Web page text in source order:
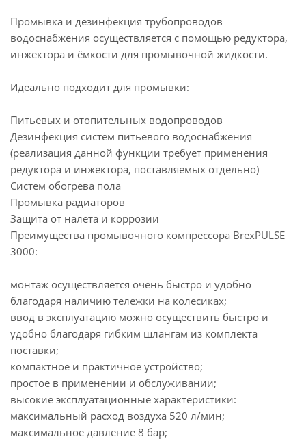
Промывка и дезинфекция трубопроводов
водоснабжения осуществляется с помощью редуктора,
инжектора и ёмкости для промывочной жидкости.
Идеально подходит для промывки:
Питьевых и отопительных водопроводов
Дезинфекция систем питьевого водоснабжения
(реализация данной функции требует применения
редуктора и инжектора, поставляемых отдельно)
Систем обогрева пола
Промывка радиаторов
Защита от налета и коррозии
Преимущества промывочного компрессора BrexPULSE
3000:
монтаж осуществляется очень быстро и удобно
благодаря наличию тележки на колесиках;
ввод в эксплуатацию можно осуществить быстро и
удобно благодаря гибким шлангам из комплекта
поставки;
компактное и практичное устройство;
простое в применении и обслуживании;
высокие эксплуатационные характеристики:
максимальный расход воздуха 520 л/мин;
максимальное давление 8 бар;